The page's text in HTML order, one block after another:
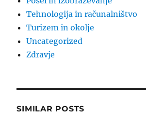
Tehnologija in računalništvo
Turizem in okolje
Uncategorized
Zdravje
SIMILAR POSTS